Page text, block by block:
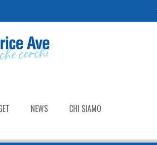
NEWS CHI SIAMO